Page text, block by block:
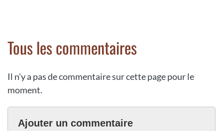
Tous les commentaires
Il n'y a pas de commentaire sur cette page pour le
moment.
Ajouter un commentaire